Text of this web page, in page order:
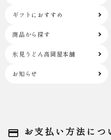
ギフトにおすすめ
商品から探す
氷見うどん高岡屋本舗
お知らせ
payment お支払い方法につ